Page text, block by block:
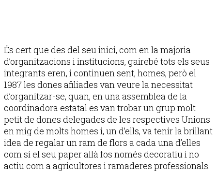
És cert que des del seu inici, com en la majoria
d’organitzacions i institucions, gairebé tots els seus
integrants eren, i continuen sent, homes, però el
1987 les dones afiliades van veure la necessitat
d’organitzar-se, quan, en una assemblea de la
coordinadora estatal es van trobar un grup molt
petit de dones delegades de les respectives Unions
en mig de molts homes i, un d’ells, va tenir la brillant
idea de regalar un ram de flors a cada una d’elles
com si el seu paper allà fos només decoratiu i no
actiu com a agricultores i ramaderes professionals.